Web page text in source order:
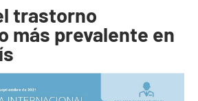
trastorno
más prevalente en